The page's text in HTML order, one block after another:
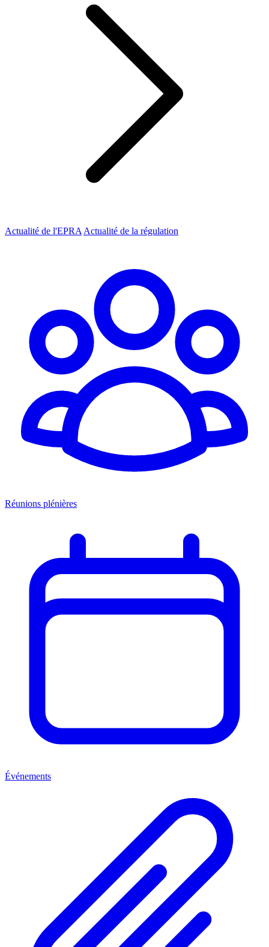
Actualité de l'EPRA Actualité de la régulation
Réunions plénières
Événements